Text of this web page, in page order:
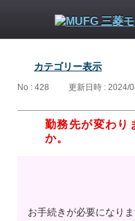
カテゴリー表示
No : 428 更新日時 : 2024/
勤務先が変わり
か。
お手続きが必要になりま